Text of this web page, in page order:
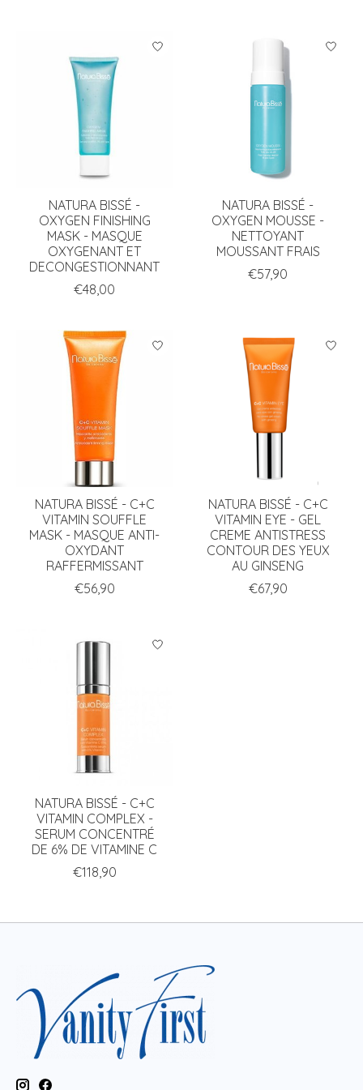
NATURA BISSÉ -
OXYGEN FINISHING
MASK - MASQUE
OXYGENANT ET
DECONGESTIONNANT
€48,00
NATURA BISSÉ -
OXYGEN MOUSSE -
NETTOYANT
MOUSSANT FRAIS
€57,90
NATURA BISSÉ - C+C
VITAMIN SOUFFLE
MASK - MASQUE ANTI-
OXYDANT
RAFFERMISSANT
€56,90
NATURA BISSÉ - C+C
VITAMIN EYE - GEL
CREME ANTISTRESS
CONTOUR DES YEUX
AU GINSENG
€67,90
NATURA BISSÉ - C+C
VITAMIN COMPLEX -
SERUM CONCENTRÉ
DE 6% DE VITAMINE C
€118,90